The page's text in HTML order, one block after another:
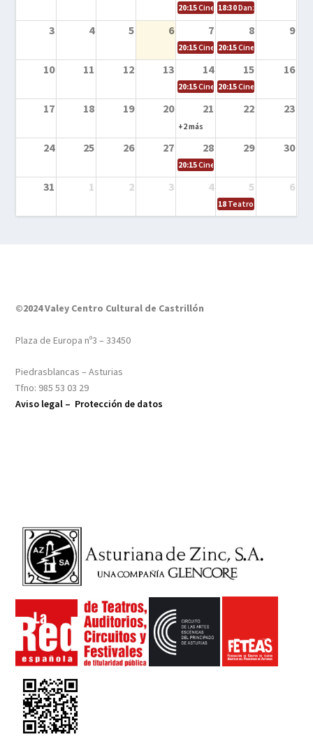
20:15Cine en la calle – Cómo
18:30Danza – Cita en el
3 4 5 6 7 8 9
20:15Cine en la calle – El niño y la
20:15Cine en la calle –
10 11 12 13 14 15 16
20:15Cine en la calle – Tortugas
20:15Cine en la calle –
17 18 19 20 21 22 23
+2 más
24 25 26 27 28 29 30
20:15Cine en el calle – Tintín y el
31 1 2 3 4 5 6
18 Teatro – Tres
©2024 Valey Centro Cultural de Castrillón
Plaza de Europa nº3 – 33450
Piedrasblancas – Asturias
Tfno: 985 53 03 29
Aviso legal – Protección de datos